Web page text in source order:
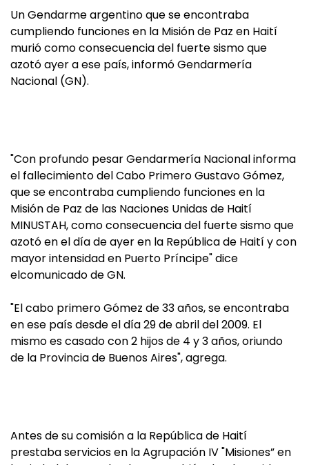
Un Gendarme argentino que se encontraba
cumpliendo funciones en la Misión de Paz en Haití
murió como consecuencia del fuerte sismo que
azotó ayer a ese país, informó Gendarmería
Nacional (GN).
"Con profundo pesar Gendarmería Nacional informa
el fallecimiento del Cabo Primero Gustavo Gómez,
que se encontraba cumpliendo funciones en la
Misión de Paz de las Naciones Unidas de Haití
MINUSTAH, como consecuencia del fuerte sismo que
azotó en el día de ayer en la República de Haití y con
mayor intensidad en Puerto Príncipe" dice
elcomunicado de GN.
"El cabo primero Gómez de 33 años, se encontraba
en ese país desde el día 29 de abril del 2009. El
mismo es casado con 2 hijos de 4 y 3 años, oriundo
de la Provincia de Buenos Aires", agrega.
Antes de su comisión a la República de Haití
prestaba servicios en la Agrupación IV "Misiones” en